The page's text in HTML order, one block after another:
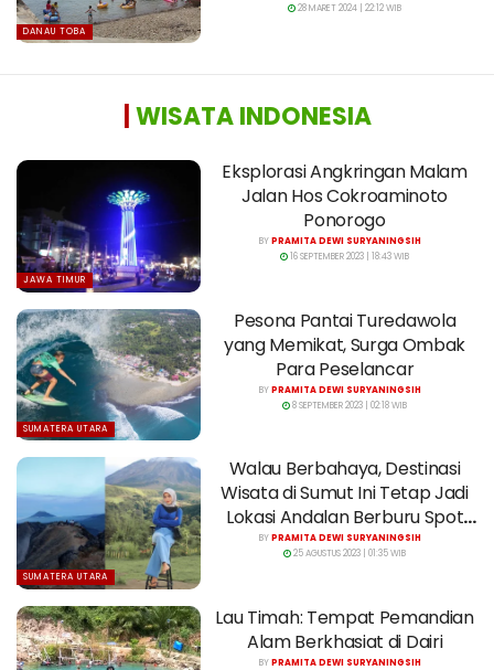
DANAU TOBA
28 MARET 2024 | 22:12 WIB
WISATA INDONESIA
JAWA TIMUR
Eksplorasi Angkringan Malam
Jalan Hos Cokroaminoto
Ponorogo
BYPRAMITA DEWI SURYANINGSIH
16 SEPTEMBER 2023 | 18:43 WIB
SUMATERA UTARA
Pesona Pantai Turedawola
yang Memikat, Surga Ombak
Para Peselancar
BYPRAMITA DEWI SURYANINGSIH
8 SEPTEMBER 2023 | 02:18 WIB
SUMATERA UTARA
Walau Berbahaya, Destinasi
Wisata di Sumut Ini Tetap Jadi
Lokasi Andalan Berburu Spot
Foto
BYPRAMITA DEWI SURYANINGSIH
25 AGUSTUS 2023 | 01:35 WIB
Lau Timah: Tempat Pemandian
Alam Berkhasiat di Dairi
BYPRAMITA DEWI SURYANINGSIH